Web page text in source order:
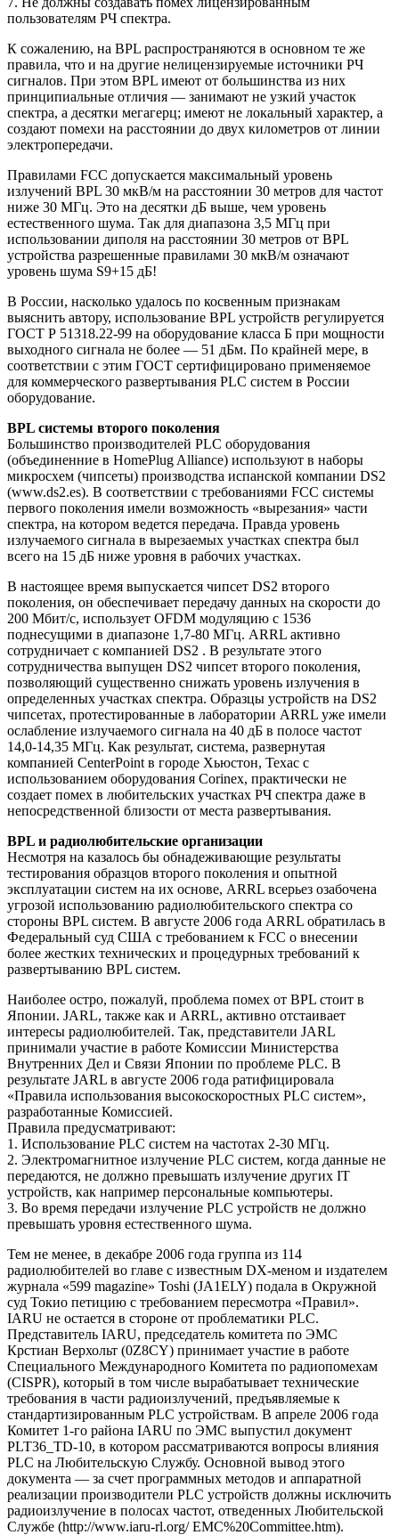
пользователям РЧ спектра.
К сожалению, на BPL распространяются в основном те же
правила, что и на другие нелицензируемые источники РЧ
сигналов. При этом BPL имеют от большинства из них
принципиальные отличия — занимают не узкий участок
спектра, а десятки мегагерц; имеют не локальный характер, а
создают помехи на расстоянии до двух километров от линии
электропередачи.
Правилами FCC допускается максимальный уровень
излучений BPL 30 мкВ/м на расстоянии 30 метров для частот
ниже 30 МГц. Это на десятки дБ выше, чем уровень
естественного шума. Так для диапазона 3,5 МГц при
использовании диполя на расстоянии 30 метров от BPL
устройства разрешенные правилами 30 мкВ/м означают
уровень шума S9+15 дБ!
В России, насколько удалось по косвенным признакам
выяснить автору, использование BPL устройств регулируется
ГОСТ Р 51318.22-99 на оборудование класса Б при мощности
выходного сигнала не более — 51 дБм. По крайней мере, в
соответствии с этим ГОСТ сертифицировано применяемое
для коммерческого развертывания PLC систем в России
оборудование.
BPL системы второго поколения
Большинство производителей PLC оборудования
(объединенние в HomePlug Alliance) используют в наборы
микросхем (чипсеты) производства испанской компании DS2
(www.ds2.es). В соответствии с требованиями FCC системы
первого поколения имели возможность «вырезания» части
спектра, на котором ведется передача. Правда уровень
излучаемого сигнала в вырезаемых участках спектра был
всего на 15 дБ ниже уровня в рабочих участках.
В настоящее время выпускается чипсет DS2 второго
поколения, он обеспечивает передачу данных на скорости до
200 Мбит/с, использует OFDM модуляцию с 1536
поднесущими в диапазоне 1,7-80 МГц. ARRL активно
сотрудничает с компанией DS2 . В результате этого
сотрудничества выпущен DS2 чипсет второго поколения,
позволяющий существенно снижать уровень излучения в
определенных участках спектра. Образцы устройств на DS2
чипсетах, протестированные в лаборатории ARRL уже имели
ослабление излучаемого сигнала на 40 дБ в полосе частот
14,0-14,35 МГц. Как результат, система, развернутая
компанией CenterPoint в городе Хьюстон, Техас с
использованием оборудования Corinex, практически не
создает помех в любительских участках РЧ спектра даже в
непосредственной близости от места развертывания.
BPL и радиолюбительские организации
Несмотря на казалось бы обнадеживающие результаты
тестирования образцов второго поколения и опытной
эксплуатации систем на их основе, ARRL всерьез озабочена
угрозой использованию радиолюбительского спектра со
стороны BPL систем. В августе 2006 года ARRL обратилась в
Федеральный суд США с требованием к FCC о внесении
более жестких технических и процедурных требований к
развертыванию BPL систем.
Наиболее остро, пожалуй, проблема помех от BPL стоит в
Японии. JARL, также как и ARRL, активно отстаивает
интересы радиолюбителей. Так, представители JARL
принимали участие в работе Комиссии Министерства
Внутренних Дел и Связи Японии по проблеме PLC. В
результате JARL в августе 2006 года ратифицировала
«Правила использования высокоскоростных PLC систем»,
разработанные Комиссией.
Правила предусматривают:
1. Использование PLC систем на частотах 2-30 МГц.
2. Электромагнитное излучение PLC систем, когда данные не
передаются, не должно превышать излучение других IT
устройств, как например персональные компьютеры.
3. Во время передачи излучение PLC устройств не должно
превышать уровня естественного шума.
Тем не менее, в декабре 2006 года группа из 114
радиолюбителей во главе с известным DX-меном и издателем
журнала «599 magazine» Toshi (JA1ELY) подала в Окружной
суд Токио петицию с требованием пересмотра «Правил».
IARU не остается в стороне от проблематики PLC.
Представитель IARU, председатель комитета по ЭМС
Крстиан Верхольт (0Z8CY) принимает участие в работе
Специального Международного Комитета по радиопомехам
(CISPR), который в том числе вырабатывает технические
требования в части радиоизлучений, предъявляемые к
стандартизированным PLC устройствам. В апреле 2006 года
Комитет 1-го района IARU по ЭМС выпустил документ
PLT36_TD-10, в котором рассматриваются вопросы влияния
PLC на Любительскую Службу. Основной вывод этого
документа — за счет программных методов и аппаратной
реализации производители PLC устройств должны исключить
радиоизлучение в полосах частот, отведенных Любительской
Службе (http://www.iaru-rl.org/ EMC%20Committee.htm).